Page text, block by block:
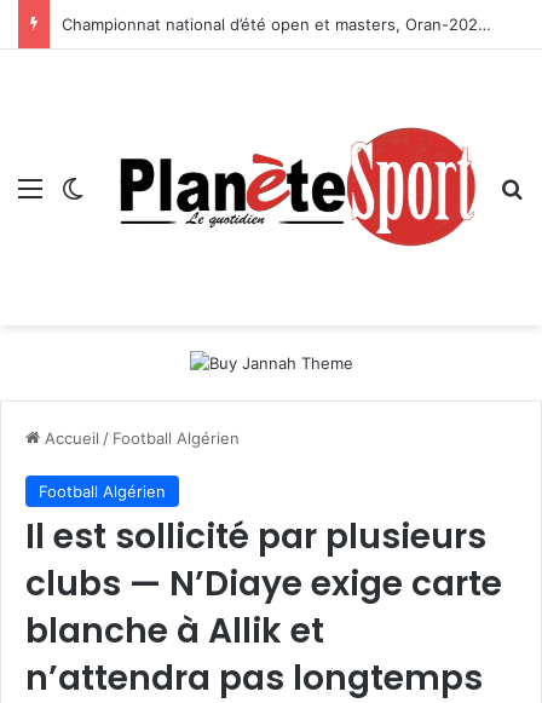
Championnat national d’été open et masters, Oran-2026 — Le CRB s’adjuge le titre
Menu Switch skin
Accueil / Football Algérien
Football Algérien
Il est sollicité par plusieurs
clubs — N’Diaye exige carte
blanche à Allik et
n’attendra pas longtemps